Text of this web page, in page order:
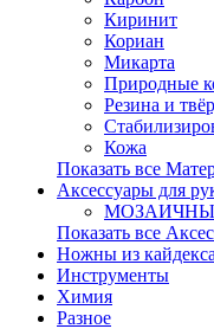
Киринит
Кориан
Микарта
Природные
Резина и
Кожа
Показать все
Аксессуары для
Показать все
Ножны из кайдекса
Инструменты
Химия
Разное